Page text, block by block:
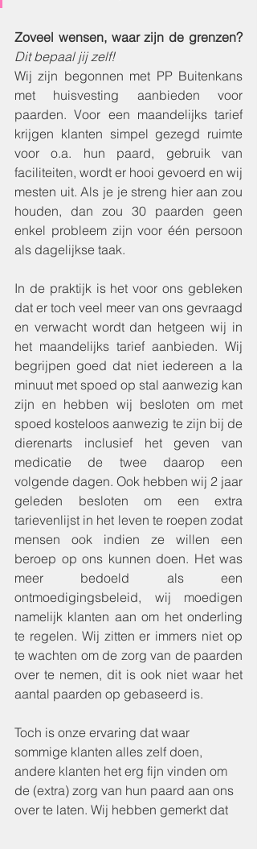
Zoveel wensen, waar zijn de grenzen?
Dit bepaal jij zelf!
Wij zijn begonnen met PP Buitenkans
met huisvesting aanbieden voor
paarden. Voor een maandelijks tarief
krijgen klanten simpel gezegd ruimte
voor o.a. hun paard, gebruik van
faciliteiten, wordt er hooi gevoerd en wij
mesten uit. Als je je streng hier aan zou
houden, dan zou 30 paarden geen
enkel probleem zijn voor één persoon
als dagelijkse taak.
In de praktijk is het voor ons gebleken
dat er toch veel meer van ons gevraagd
en verwacht wordt dan hetgeen wij in
het maandelijks tarief aanbieden. Wij
begrijpen goed dat niet iedereen a la
minuut met spoed op stal aanwezig kan
zijn en hebben wij besloten om met
spoed kosteloos aanwezig te zijn bij de
dierenarts inclusief het geven van
medicatie de twee daarop een
volgende dagen. Ook hebben wij 2 jaar
geleden besloten om een extra
tarievenlijst in het leven te roepen zodat
mensen ook indien ze willen een
beroep op ons kunnen doen. Het was
meer bedoeld als een
ontmoedigingsbeleid, wij moedigen
namelijk klanten aan om het onderling
te regelen. Wij zitten er immers niet op
te wachten om de zorg van de paarden
over te nemen, dit is ook niet waar het
aantal paarden op gebaseerd is.
Toch is onze ervaring dat waar
sommige klanten alles zelf doen,
andere klanten het erg fijn vinden om
de (extra) zorg van hun paard aan ons
over te laten. Wij hebben gemerkt dat